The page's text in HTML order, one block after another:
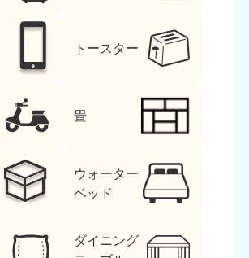
トースター
畳
ウォーター
ベッド
ダイニング
北海道・東北
中無休
青森県
9:00〜19:00 年中無休
中無休
秋田県
050-1881-5275
9:00〜19:00 年中無休
5273
中無休
050-1881-5272
9:00〜19:00 年中無休